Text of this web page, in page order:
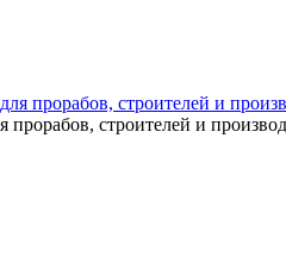
строителей и